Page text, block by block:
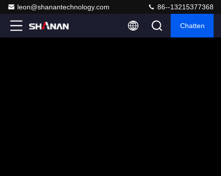
leon@shanantechnology.com 86--13215377368
Chatten